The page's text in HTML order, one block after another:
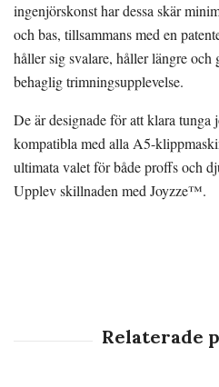
ingenjörskonst har dessa skär
och bas, tillsammans med en
håller sig svalare, håller längre och
behaglig trimningsupplevelse.
De är designade för att klara tunga
kompatibla med alla A5-
ultimata valet för både proffs och
Upplev skillnaden med Joyzze™.